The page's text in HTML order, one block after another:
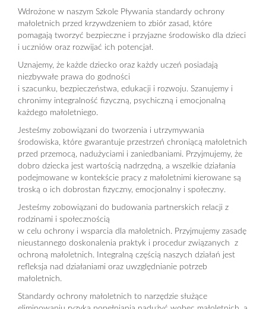
Wdrożone w naszym Szkole Pływania standardy ochrony
małoletnich przed krzywdzeniem to zbiór zasad, które
pomagają tworzyć bezpieczne i przyjazne środowisko dla dzieci
i uczniów oraz rozwijać ich potencjał.
Uznajemy, że każde dziecko oraz każdy uczeń posiadają
niezbywałe prawa do godności
i szacunku, bezpieczeństwa, edukacji i rozwoju. Szanujemy i
chronimy integralność fizyczną, psychiczną i emocjonalną
każdego małoletniego.
Jesteśmy zobowiązani do tworzenia i utrzymywania
środowiska, które gwarantuje przestrzeń chroniącą małoletnich
przed przemocą, nadużyciami i zaniedbaniami. Przyjmujemy, że
dobro dziecka jest wartością nadrzędną, a wszelkie działania
podejmowane w kontekście pracy z małoletnimi kierowane są
troską o ich dobrostan fizyczny, emocjonalny i społeczny.
Jesteśmy zobowiązani do budowania partnerskich relacji z
rodzinami i społecznością
w celu ochrony i wsparcia dla małoletnich. Przyjmujemy zasadę
nieustannego doskonalenia praktyk i procedur związanych z
ochroną małoletnich. Integralną częścią naszych działań jest
refleksja nad działaniami oraz uwzględnianie potrzeb
małoletnich.
Standardy ochrony małoletnich to narzędzie służące